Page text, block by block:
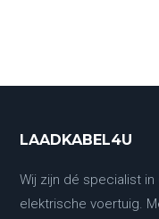
LAADKABEL4U
Wij zijn dé specialist
elektrische voertuig.